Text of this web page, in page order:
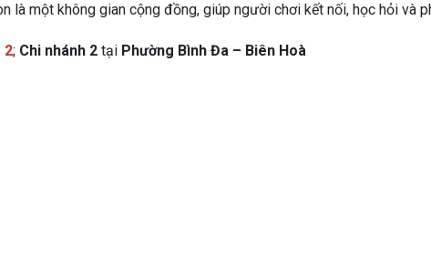
là một không gian cộng đồng, giúp người chơi kết nối, học hỏi và
2; Chi nhánh 2 tại Phường Bình Đa – Biên Hoà